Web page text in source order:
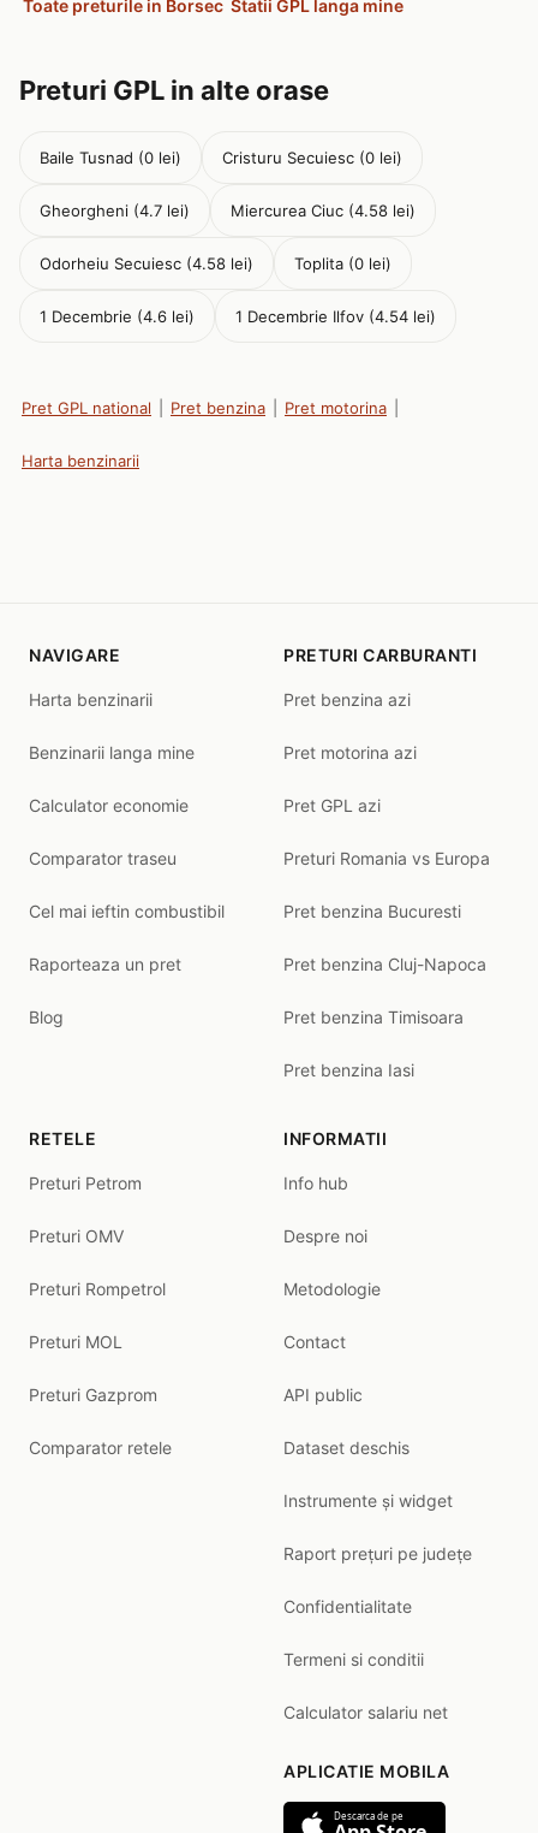
Toate preturile in Borsec Statii GPL langa mine
Preturi GPL in alte orase
Baile Tusnad (0 lei) Cristuru Secuiesc (0 lei)
Gheorgheni (4.7 lei) Miercurea Ciuc (4.58 lei)
Odorheiu Secuiesc (4.58 lei) Toplita (0 lei)
1 Decembrie (4.6 lei) 1 Decembrie Ilfov (4.54 lei)
Pret GPL national Pret benzina Pret motorina
Harta benzinarii
NAVIGARE
Harta benzinarii
Benzinarii langa mine
Calculator economie
Comparator traseu
Cel mai ieftin combustibil
Raporteaza un pret
Blog
PRETURI CARBURANTI
Pret benzina azi
Pret motorina azi
Pret GPL azi
Preturi Romania vs Europa
Pret benzina Bucuresti
Pret benzina Cluj-Napoca
Pret benzina Timisoara
Pret benzina Iasi
RETELE
Preturi Petrom
Preturi OMV
Preturi Rompetrol
Preturi MOL
Preturi Gazprom
Comparator retele
INFORMATII
Info hub
Despre noi
Metodologie
Contact
API public
Dataset deschis
Instrumente și widget
Raport prețuri pe județe
Confidentialitate
Termeni si conditii
Calculator salariu net
APLICATIE MOBILA
Descarca de pe